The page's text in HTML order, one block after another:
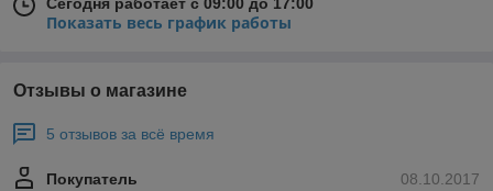
заявку можно по телефону, факсу или e-mail.
Показать весь график работы
Отзывы о магазине
5 отзывов за всё время
08.10.2017
Покупатель